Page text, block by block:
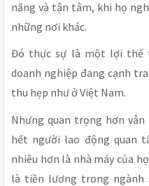
năng và tận tâm, khi họ
những nơi khác.
Đó thực sự là một lợi thế
doanh nghiệp đang cạnh
thu hẹp như ở Việt Nam.
Nhưng quan trọng hơn
hết người lao động quan
nhiêu hơn là nhà máy của
là tiền lương trong ngành